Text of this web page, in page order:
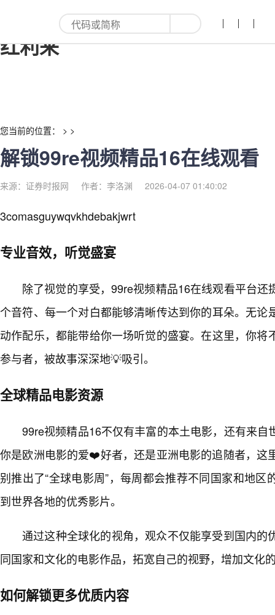
解锁99re视频精品16在线观看-
红利来
您当前的位置： > >
解锁99re视频精品16在线观看
来源：证券时报网 作者：李洛渊 2026-04-07 01:40:02
3comasguywqvkhdebakjwrt
专业音效，听觉盛宴
除了视觉的享受，99re视频精品16在线观看平台
个音符、每一个对白都能够清晰传达到你的耳朵。无论
动作配乐，都能带给你一场听觉的盛宴。在这里，你将
参与者，被故事深深地💡吸引。
全球精品电影资源
99re视频精品16不仅有丰富的本土电影，还有来自
你是欧洲电影的爱❤️好者，还是亚洲电影的追随者，这
别推出了“全球电影周”，每周都会推荐不同国家和地
到世界各地的优秀影片。
通过这种全球化的视角，观众不仅能享受到国内的
同国家和文化的电影作品，拓宽自己的视野，增加文化
如何解锁更多优质内容